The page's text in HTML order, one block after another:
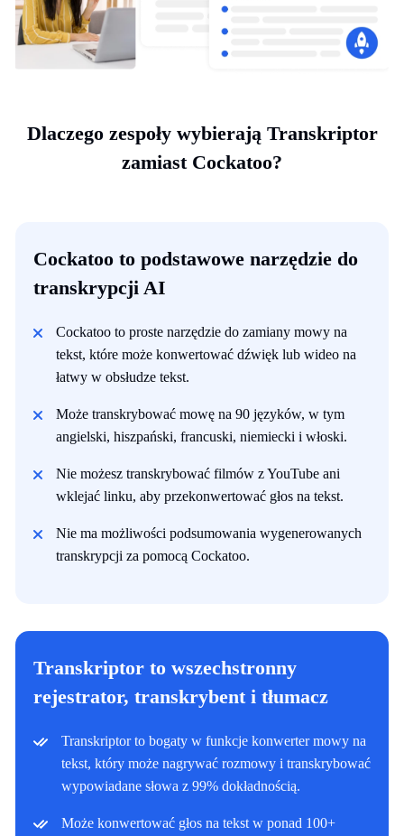
Dlaczego zespoły wybierają Transkriptor
zamiast Cockatoo?
Cockatoo to podstawowe narzędzie do
transkrypcji AI
Cockatoo to proste narzędzie do zamiany mowy na
tekst, które może konwertować dźwięk lub wideo na
łatwy w obsłudze tekst.
Może transkrybować mowę na 90 języków, w tym
angielski, hiszpański, francuski, niemiecki i włoski.
Nie możesz transkrybować filmów z YouTube ani
wklejać linku, aby przekonwertować głos na tekst.
Nie ma możliwości podsumowania wygenerowanych
transkrypcji za pomocą Cockatoo.
Transkriptor to wszechstronny
rejestrator, transkrybent i tłumacz
Transkriptor to bogaty w funkcje konwerter mowy na
tekst, który może nagrywać rozmowy i transkrybować
wypowiadane słowa z 99% dokładnością.
Może konwertować głos na tekst w ponad 100+